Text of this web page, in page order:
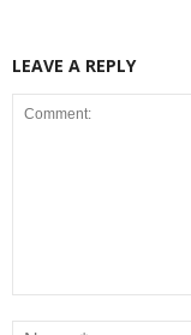
LEAVE A REPLY